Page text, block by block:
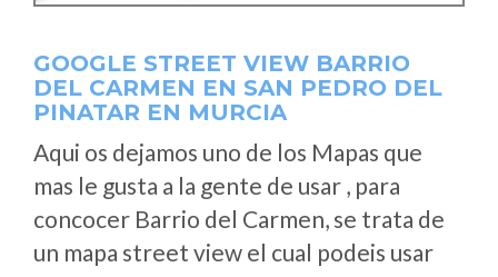
GOOGLE STREET VIEW BARRIO
DEL CARMEN EN SAN PEDRO DEL
PINATAR EN MURCIA
Aqui os dejamos uno de los Mapas que
mas le gusta a la gente de usar , para
concocer Barrio del Carmen, se trata de
un mapa street view el cual podeis usar